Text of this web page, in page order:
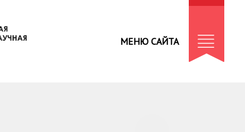
МЕНЮ САЙТА